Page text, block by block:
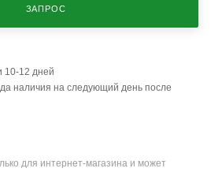
ЗАПРОС
10-12 дней
наличия на следующий день после
для интернет-магазина и может